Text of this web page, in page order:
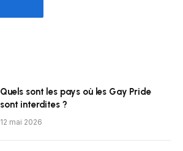
Quels sont les pays où les Gay Pride
sont interdites ?
12 mai 2026